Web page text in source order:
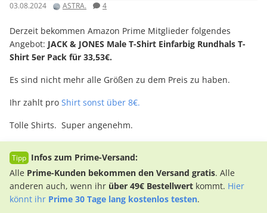
03.08.2024 ASTRA. 4
Derzeit bekommen Amazon Prime Mitglieder folgendes
Angebot: JACK & JONES Male T-Shirt Einfarbig Rundhals T-
Shirt 5er Pack für 33,53€.
Es sind nicht mehr alle Größen zu dem Preis zu haben.
Ihr zahlt pro Shirt sonst über 8€.
Tolle Shirts. Super angenehm.
Infos zum Prime-Versand:
Alle Prime-Kunden bekommen den Versand gratis. Alle
anderen auch, wenn ihr über 49€ Bestellwert kommt. Hier
könnt ihr Prime 30 Tage lang kostenlos testen.